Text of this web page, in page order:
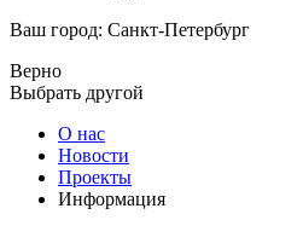
Ваш город: Санкт-Петербург
Верно
Выбрать другой
О нас
Новости
Проекты
Информация